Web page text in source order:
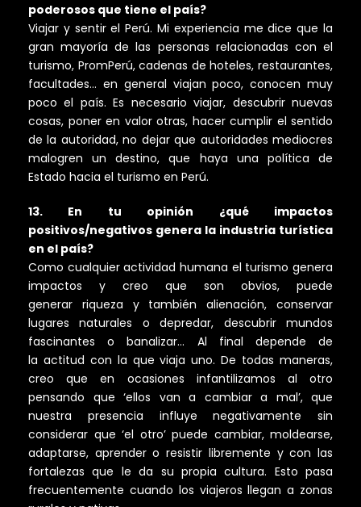
poderosos que tiene el país?
Viajar y sentir el Perú. Mi experiencia me dice que la
gran mayoría de las personas relacionadas con el
turismo, PromPerú, cadenas de hoteles, restaurantes,
facultades… en general viajan poco, conocen muy
poco el país. Es necesario viajar, descubrir nuevas
cosas, poner en valor otras, hacer cumplir el sentido
de la autoridad, no dejar que autoridades mediocres
malogren un destino, que haya una política de
Estado hacia el turismo en Perú.
13. En tu opinión ¿qué impactos
positivos/negativos genera la industria turística
en el país?
Como cualquier actividad humana el turismo genera
impactos y creo que son obvios, puede
generar riqueza y también alienación, conservar
lugares naturales o depredar, descubrir mundos
fascinantes o banalizar… Al final depende de
la actitud con la que viaja uno. De todas maneras,
creo que en ocasiones infantilizamos al otro
pensando que ‘ellos van a cambiar a mal’, que
nuestra presencia influye negativamente sin
considerar que ‘el otro’ puede cambiar, moldearse,
adaptarse, aprender o resistir libremente y con las
fortalezas que le da su propia cultura. Esto pasa
frecuentemente cuando los viajeros llegan a zonas